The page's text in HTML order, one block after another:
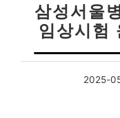
삼성서울
임상시험
2025-